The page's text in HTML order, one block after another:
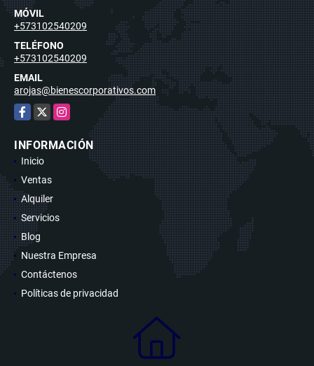
MÓVIL
+573102540209
TELÉFONO
+573102540209
EMAIL
arojas@bienescorporativos.com
Facebook
X Instagram
INFORMACIÓN
Inicio
Ventas
Alquiler
Servicios
Blog
Nuestra Empresa
Contáctenos
Políticas de privacidad